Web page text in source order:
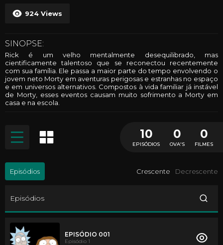
924 Views
SINOPSE:
Rick é um velho mentalmente desequilibrado, mas
cientificamente talentoso que se reconectou recentemente
com sua família. Ele passa a maior parte do tempo envolvendo o
jovem neto Morty em aventuras perigosas e estranhas no espaço
e em universos alternativos. Compostos à vida familiar já instável
de Morty, esses eventos causam muito sofrimento a Morty em
casa e na escola.
10
EPISÓDIOS
0
OVA'S
0
FILMES
Episódios Crescente Decrescente
Episódios
EPISÓDIO 001
Episódio 1